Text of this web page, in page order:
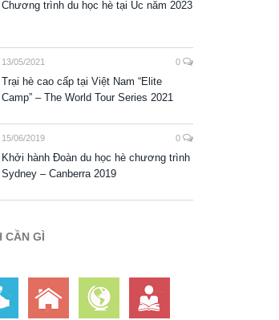
Chương trình du học hè tại Úc năm 2023
13/05/2021 0
Trại hè cao cấp tại Việt Nam “Elite
Camp” – The World Tour Series 2021
15/06/2019 0
Khởi hành Đoàn du học hè chương trình
Sydney – Canberra 2019
CẦN GÌ